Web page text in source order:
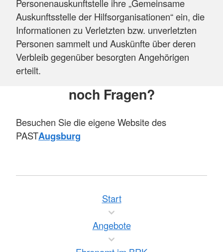
Personenauskunftstelle ihre „Gemeinsame
Auskunftsstelle der Hilfsorganisationen“ ein, die
Informationen zu Verletzten bzw. unverletzten
Personen sammelt und Auskünfte über deren
Verbleib gegenüber besorgten Angehörigen
erteilt.
noch Fragen?
Besuchen Sie die eigene Website des
PASTAugsburg
Start
Angebote